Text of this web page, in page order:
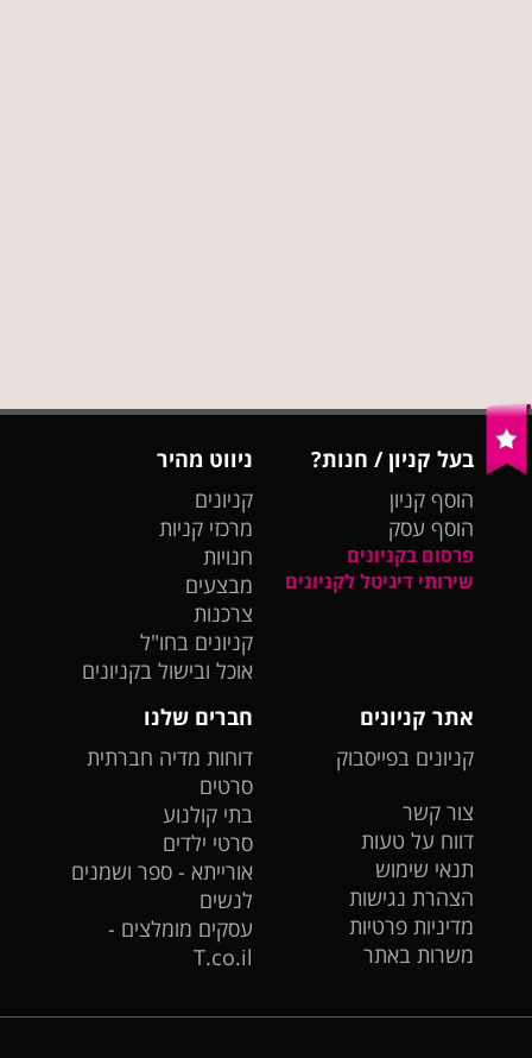
בעל קניון / חנות?
הוסף קניון
הוסף עסק
פרסום בקניונים
שירותי דיגיטל לקניונים
ניווט מהיר
קניונים
מרכזי קניות
חנויות
מבצעים
צרכנות
קניונים בחו"ל
אוכל ובישול בקניונים
אתר קניונים
קניונים בפייסבוק
צור קשר
דווח על טעות
תנאי שימוש
הצהרת נגישות
מדיניות פרטיות
משרות באתר
חברים שלנו
דוחות מדיה חברתית
סרטים
בתי קולנוע
סרטי ילדים
אורייתא - ספר ושמנים
לנשים
עסקים מומלצים -
T.co.il